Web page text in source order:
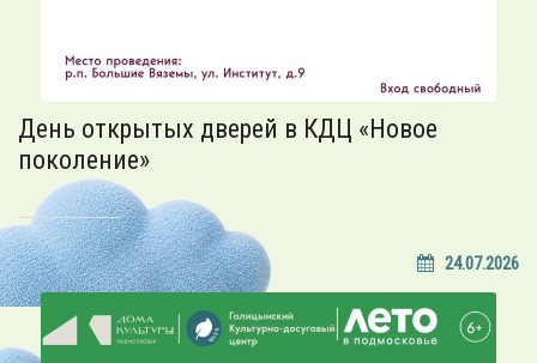
День открытых дверей в КДЦ «Новое
поколение»
24.07.2026